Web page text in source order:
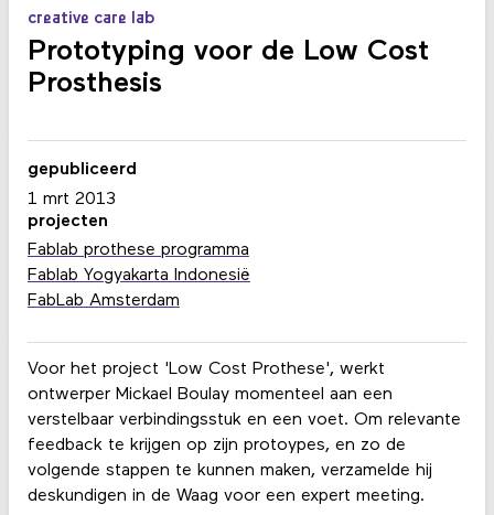
creative care lab
Prototyping voor de Low Cost
Prosthesis
Voor het project 'Low Cost Prothese', werkt
ontwerper Mickael Boulay momenteel aan een
verstelbaar verbindingsstuk en een voet. Om relevante
feedback te krijgen op zijn protoypes, en zo de
volgende stappen te kunnen maken, verzamelde hij
deskundigen in de Waag voor een expert meeting.
gepubliceerd
1 mrt 2013
projecten
Fablab prothese programma
Fablab Yogyakarta Indonesië
FabLab Amsterdam